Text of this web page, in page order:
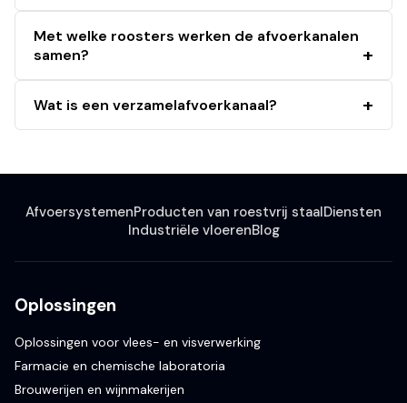
Met welke roosters werken de afvoerkanalen
samen?
Wat is een verzamelafvoerkanaal?
AfvoersystemenProducten van roestvrij staalDiensten
Industriële vloerenBlog
Oplossingen
Oplossingen voor vlees- en visverwerking
Farmacie en chemische laboratoria
Brouwerijen en wijnmakerijen